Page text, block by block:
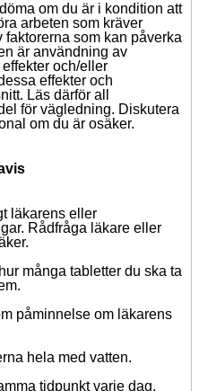
om du är i kondition att
arbeten som kräver
som kan påverka
är användning av
och/eller
effekter och
Läs därför all
för vägledning. Diskutera
om du är osäker.
läkarens eller
Rådfråga läkare eller
många tabletter du ska ta
påminnelse om läkarens
hela med vatten.
tidpunkt varje dag.